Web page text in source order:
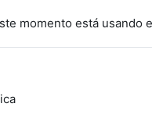
búsqueda de entrada
momento está usando